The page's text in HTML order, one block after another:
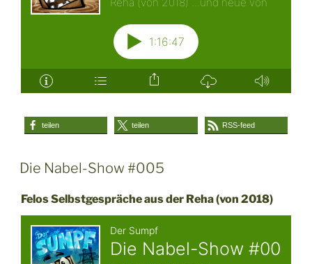
teilen teilen RSS-feed
Die Nabel-Show #005
Felos Selbstgespräche aus der Reha (von 2018)